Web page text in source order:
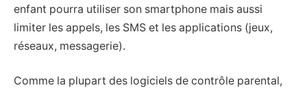
enfant pourra utiliser son smartphone mais aussi
limiter les appels, les SMS et les applications (jeux,
réseaux, messagerie).
Comme la plupart des logiciels de contrôle parental,